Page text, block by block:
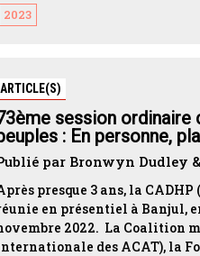
2023
ARTICLE(S)
session ordinaire
: En personne,
par Bronwyn Dudley
presque 3 ans, la
en présentiel à Banjul,
2022. La Coalition
des ACAT), la